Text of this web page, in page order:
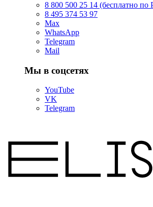
8 800 500 25 14 (бесплатно по
8 495 374 53 97
Max
WhatsApp
Telegram
Mail
Мы в соцсетях
YouTube
VK
Telegram